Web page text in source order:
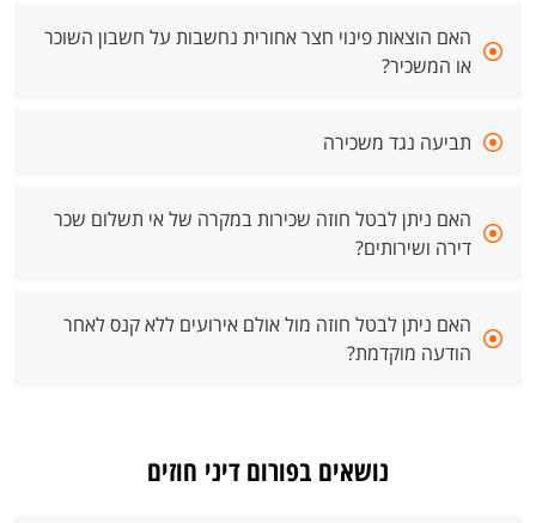
האם הוצאות פינוי חצר אחורית נחשבות על חשבון השוכר
או המשכיר?
תביעה נגד משכירה
האם ניתן לבטל חוזה שכירות במקרה של אי תשלום שכר
דירה ושירותים?
האם ניתן לבטל חוזה מול אולם אירועים ללא קנס לאחר
הודעה מוקדמת?
נושאים בפורום דיני חוזים